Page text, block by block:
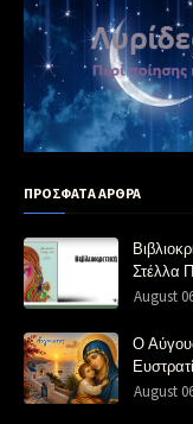
ΠΡΟΣΦΑΤΑ ΑΡΘΡΑ
Στέλλα
August
Ο
August